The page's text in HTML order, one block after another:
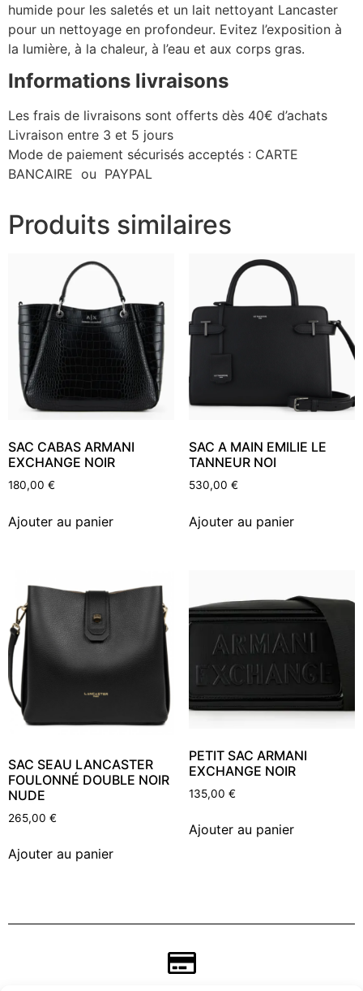
humide pour les saletés et un lait nettoyant Lancaster
pour un nettoyage en profondeur. Evitez l’exposition à
la lumière, à la chaleur, à l’eau et aux corps gras.
Informations livraisons
Les frais de livraisons sont offerts dès 40€ d’achats
Livraison entre 3 et 5 jours
Mode de paiement sécurisés acceptés : CARTE
BANCAIRE ou PAYPAL
Produits similaires
SAC CABAS ARMANI
EXCHANGE NOIR
180,00 €
Ajouter au panier
SAC A MAIN EMILIE LE
TANNEUR NOI
530,00 €
Ajouter au panier
SAC SEAU LANCASTER
FOULONNÉ DOUBLE NOIR
NUDE
265,00 €
Ajouter au panier
PETIT SAC ARMANI
EXCHANGE NOIR
135,00 €
Ajouter au panier